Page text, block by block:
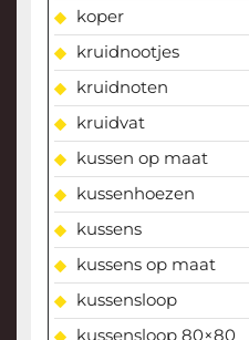
koper
kruidnootjes
kruidnoten
kruidvat
kussen op maat
kussenhoezen
kussens
kussens op maat
kussensloop
kussensloop 80×80